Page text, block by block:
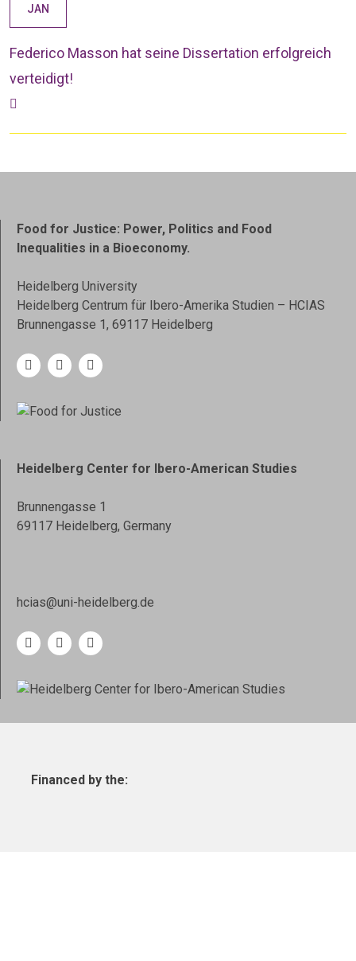
JAN
Federico Masson hat seine Dissertation erfolgreich
verteidigt!
Food for Justice: Power, Politics and Food
Inequalities in a Bioeconomy.
Heidelberg University
Heidelberg Centrum für Ibero-Amerika Studien – HCIAS
Brunnengasse 1, 69117 Heidelberg
Heidelberg Center for Ibero-American Studies
Brunnengasse 1
69117 Heidelberg, Germany
hcias@uni-heidelberg.de
Financed by the: